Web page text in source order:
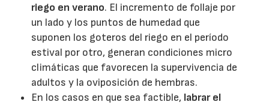
riego en verano. El incremento de follaje por
un lado y los puntos de humedad que
suponen los goteros del riego en el período
estival por otro, generan condiciones micro
climáticas que favorecen la supervivencia de
adultos y la oviposición de hembras.
En los casos en que sea factible, labrar el